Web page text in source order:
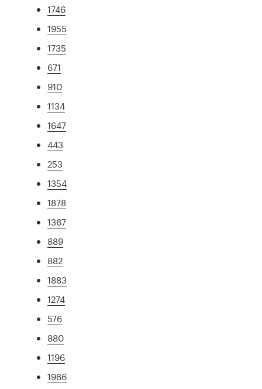
1746
1955
1735
671
910
1134
1647
443
253
1354
1878
1367
889
882
1883
1274
576
880
1196
1966